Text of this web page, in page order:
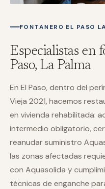
FONTANERO EL PASO
Especialistas en
Paso, La Palma
En El Paso, dentro del
Vieja 2021, hacemos
en vivienda rehabilitada:
intermedio obligatorio,
reanudar suministro
las zonas afectadas
con Aquasolida y
técnicas de enganche